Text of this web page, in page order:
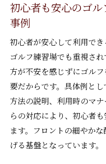
安心して通える
初心者も安心のゴ
事例
初心者が安心して利用で
ゴルフ練習場でも重視さ
方が不安を感じずにゴル
要だからです。具体例と
方法の説明、利用時のマ
らの対応により、初心者
ます。フロントの細やか
げる基盤となっています。